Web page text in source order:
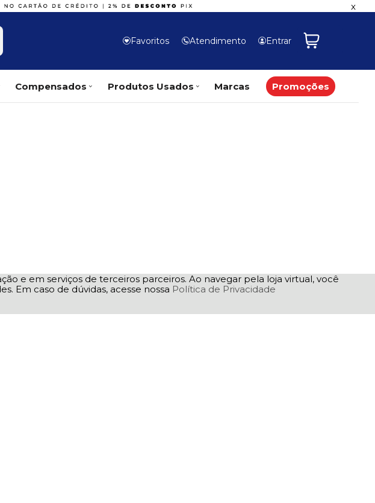
e em serviços de terceiros parceiros. Ao navegar pela loja virtual, você
Em caso de dúvidas, acesse nossa Política de Privacidade
x
Favoritos Atendimento Entrar
Compensados Produtos Usados Marcas Promoções